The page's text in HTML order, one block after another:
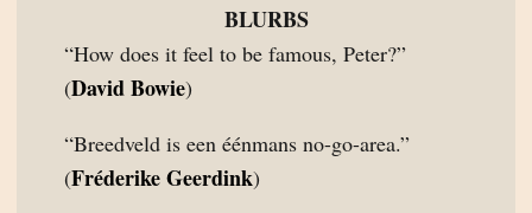
BLURBS
“How does it feel to be famous, Peter?”
(David Bowie)
“Breedveld is een éénmans no-go-area.”
(Fréderike Geerdink)